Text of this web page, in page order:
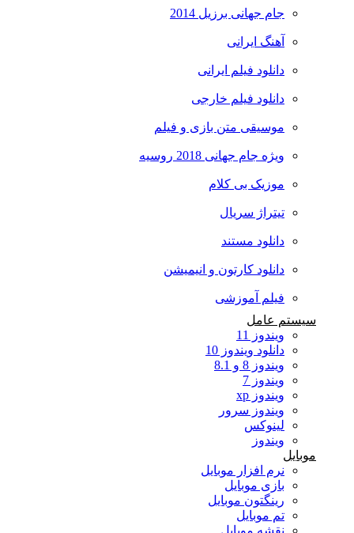
جام جهانی برزیل 2014
آهنگ ایرانی
دانلود فیلم ایرانی
دانلود فیلم خارجی
موسیقی متن بازی و فیلم
ویژه جام جهانی 2018 روسیه
موزیک بی کلام
تیتراژ سریال
دانلود مستند
دانلود کارتون و انیمیشن
فیلم آموزشی
سیستم عامل
ویندوز 11
دانلود ویندوز 10
ویندوز 8 و 8.1
ویندوز 7
ویندوز xp
ویندوز سرور
لینوکس
ویندوز
نرم افزار موبایل
بازی موبایل
رینگتون موبایل
تم موبایل
نقشه موبایل